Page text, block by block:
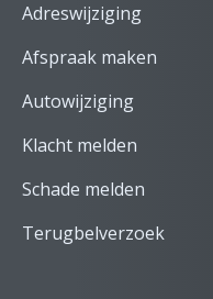
Adreswijziging
Afspraak maken
Autowijziging
Klacht melden
Schade melden
Terugbelverzoek